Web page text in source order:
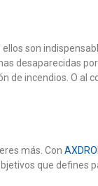
son
desaparecidas
incendios. O al
más. Con
que defines